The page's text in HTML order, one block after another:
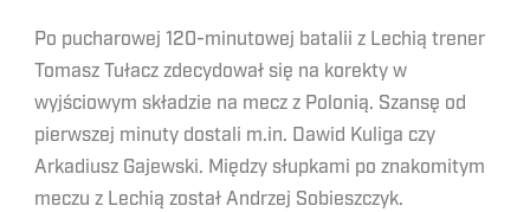
Po pucharowej 120-minutowej batalii z Lechią trener
Tomasz Tułacz zdecydował się na korekty w
wyjściowym składzie na mecz z Polonią. Szansę od
pierwszej minuty dostali m.in. Dawid Kuliga czy
Arkadiusz Gajewski. Między słupkami po znakomitym
meczu z Lechią został Andrzej Sobieszczyk.